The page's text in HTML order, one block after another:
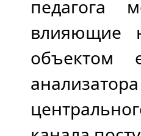
педагога
влияющие
объектом